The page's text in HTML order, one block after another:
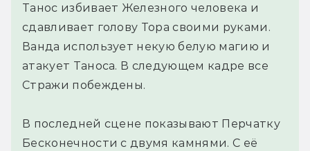
Танос избивает Железного человека и
сдавливает голову Тора своими руками.
Ванда использует некую белую магию и
атакует Таноса. В следующем кадре все
Стражи побеждены.
В последней сцене показывают Перчатку
Бесконечности с двумя камнями. С её